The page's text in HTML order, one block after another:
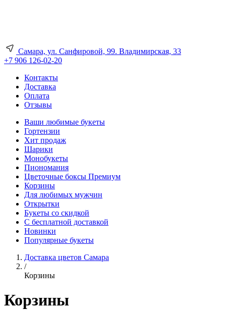
Самара, ул. Санфировой, 99. Владимирская, 33
+7 906 126-02-20
Контакты
Доставка
Оплата
Отзывы
Ваши любимые букеты
Гортензии
Хит продаж
Шарики
Монобукеты
Пиономания
Цветочные боксы Премиум
Корзины
Для любимых мужчин
Открытки
Букеты со скидкой
С бесплатной доставкой
Новинки
Популярные букеты
Доставка цветов Самара
/
Корзины
Корзины